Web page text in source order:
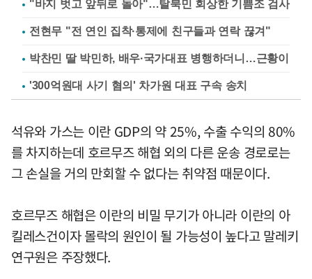
"바지 벗고 앞뒤로 돌아"…탈북민 회상한 기쁨조 검사
전현무 "전 연인 집착·통제에 친구들과 연락 끊겨"
박찬민 딸 박민하, 배우·국가대표 병행하더니…근황이
'300억원대 사기 혐의' 차가원 대표 구속 송치
석유와 가스는 이란 GDP의 약 25%, 수출 수익의 80%
를 차지하는데 호르무즈 해협 외의 다른 운송 경로로는
그 손실을 거의 만회할 수 없다는 취약점 때문이다.
호르무즈 해협은 이란의 비밀 무기가 아니라 이란의 아
킬레스건이자 몰락의 원인이 될 가능성이 높다고 말레키
연구원은 주장했다.